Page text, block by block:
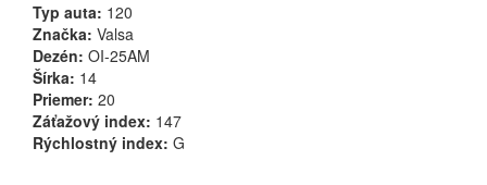
Typ auta: 120
Značka: Valsa
Dezén: OI-25AM
Šírka: 14
Priemer: 20
Záťažový index: 147
Rýchlostný index: G